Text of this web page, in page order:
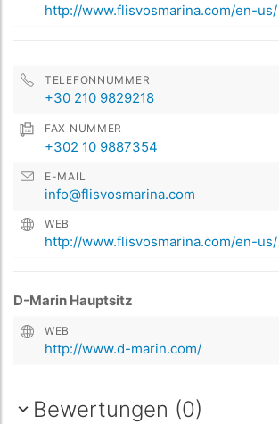
http://www.flisvosmarina.com/en-us/
TELEFONNUMMER
+30 210 9829218
FAX NUMMER
+302 10 9887354
E-MAIL
info@flisvosmarina.com
WEB
http://www.flisvosmarina.com/en-us/
D-Marin Hauptsitz
WEB
http://www.d-marin.com/
Bewertungen (0)